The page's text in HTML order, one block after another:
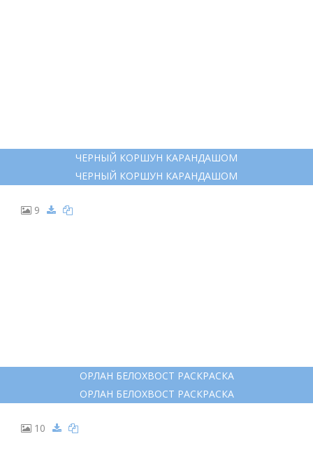
ЧЕРНЫЙ КОРШУН КАРАНДАШОМ
ЧЕРНЫЙ КОРШУН КАРАНДАШОМ
9
ОРЛАН БЕЛОХВОСТ РАСКРАСКА
ОРЛАН БЕЛОХВОСТ РАСКРАСКА
10